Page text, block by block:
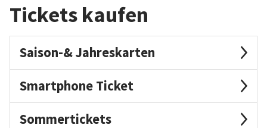
Tickets kaufen
Saison-& Jahreskarten
Smartphone Ticket
Sommertickets